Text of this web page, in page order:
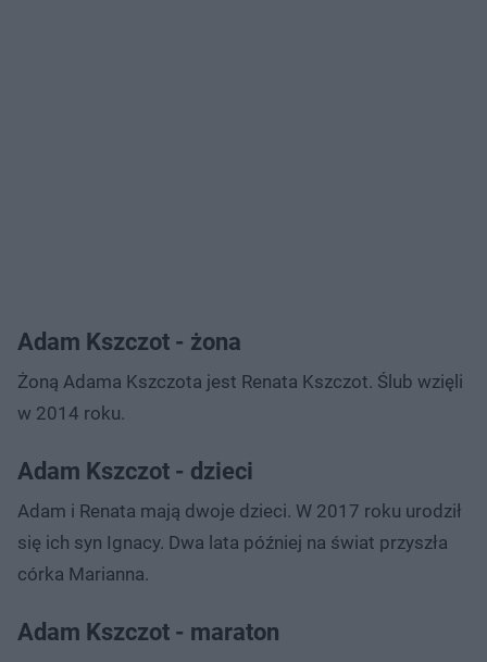
Adam Kszczot - żona
Żoną Adama Kszczota jest Renata Kszczot. Ślub wzięli
w 2014 roku.
Adam Kszczot - dzieci
Adam i Renata mają dwoje dzieci. W 2017 roku urodził
się ich syn Ignacy. Dwa lata później na świat przyszła
córka Marianna.
Adam Kszczot - maraton